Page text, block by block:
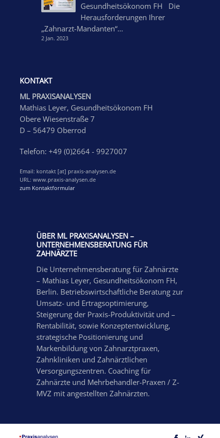
Gesundheitsökonom FH Die
Herausforderungen Ihrer
„Zahnarzt-Mandanten“…
2 Jan. 2023
KONTAKT
ML PRAXISANALYSEN
Mathias Leyer, Gesundheitsökonom FH
Obere Wiesenstraße 7
D – 56479 Oberrod
Telefon: +49 (0)2664 - 9927007
Email: kontakt [at] praxis-analysen.de
URL: www.praxis-analysen.de
zum Kontaktformular
ÜBER ML PRAXISANALYSEN –
UNTERNEHMENSBERATUNG FÜR
ZAHNÄRZTE
Die Unternehmensberatung für Zahnärzte
– Mathias Leyer, Gesundheitsökonom FH,
Berlin. Betriebswirtschaftliche Beratung zur
Umsatz- und Ertragsoptimierung,
Steigerung der Praxis-Produktivität und –
Rentabilität, sowie Konzeptentwicklung,
strategische Positionierung und
Markenbildung von Zahnarztpraxen,
Zahnkliniken und Zahnärztlichen
Versorgungszentren. Coaching für
Zahnärzte und Mehrbehandler-Praxen / Z-
MVZ mit angestellten Zahnärzten.